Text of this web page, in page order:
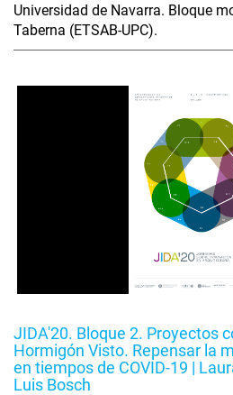
Universidad de Navarra. Bloque
Taberna (ETSAB-UPC).
JIDA'20. Bloque 2. Proyectos
Hormigón Visto. Repensar la
en tiempos de COVID-19 |
Luis Bosch